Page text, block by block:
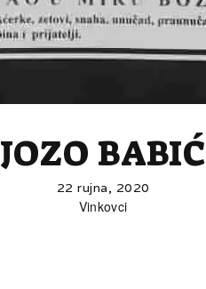
JOZO BABIĆ
22 rujna, 2020
Vinkovci